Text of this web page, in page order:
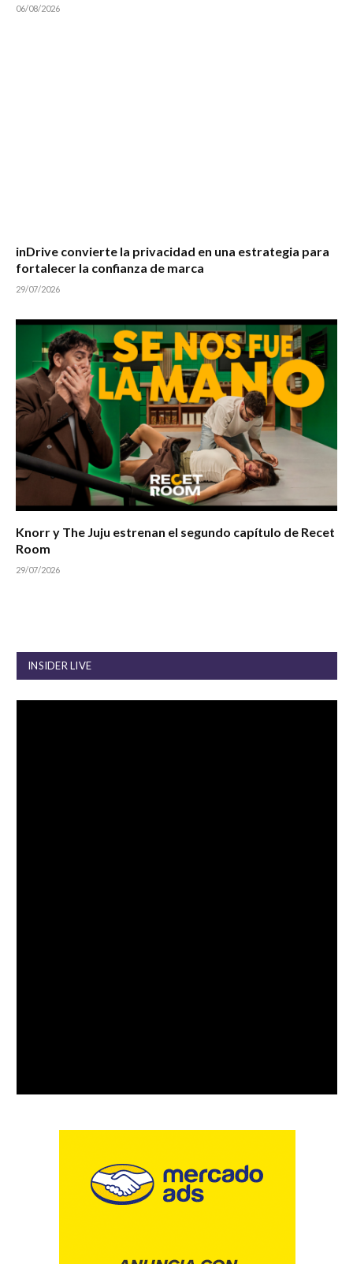
06/08/2026
inDrive convierte la privacidad en una estrategia para
fortalecer la confianza de marca
29/07/2026
Knorr y The Juju estrenan el segundo capítulo de Recet
Room
29/07/2026
INSIDER LIVE